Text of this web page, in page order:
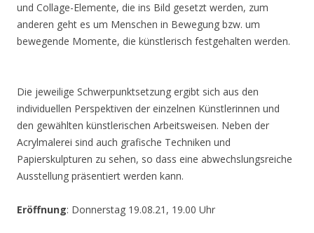
und Collage-Elemente, die ins Bild gesetzt werden, zum
anderen geht es um Menschen in Bewegung bzw. um
bewegende Momente, die künstlerisch festgehalten werden.
Die jeweilige Schwerpunktsetzung ergibt sich aus den
individuellen Perspektiven der einzelnen Künstlerinnen und
den gewählten künstlerischen Arbeitsweisen. Neben der
Acrylmalerei sind auch grafische Techniken und
Papierskulpturen zu sehen, so dass eine abwechslungsreiche
Ausstellung präsentiert werden kann.
Eröffnung: Donnerstag 19.08.21, 19.00 Uhr